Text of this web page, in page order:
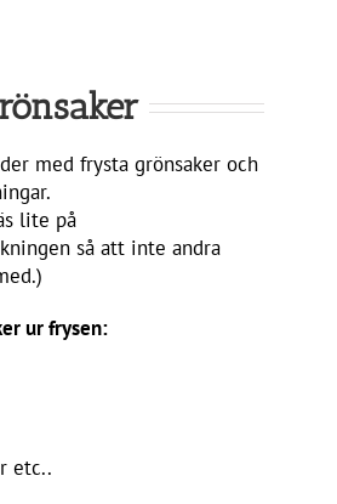
med frysta grönsaker och
lite på
så att inte andra
ur frysen:
etc..